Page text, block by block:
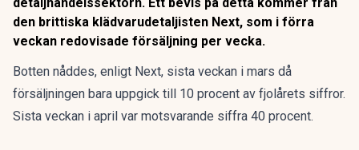
den brittiska klädvarudetaljisten Next, som i förra
veckan redovisade försäljning per vecka.
Botten nåddes, enligt Next, sista veckan i mars då
försäljningen bara uppgick till 10 procent av fjolårets siffror.
Sista veckan i april var motsvarande siffra 40 procent.